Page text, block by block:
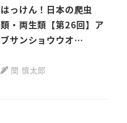
はっけん！日本の爬虫
類・両生類【第26回】ア
ブサンショウウオ
(Matsui, Okawa,
関 慎太郎